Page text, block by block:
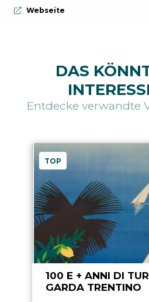
aria.website:
Webseite
DAS
Entdecke verwandte
TOP
100 E + ANNI DI
GARDA TRENTINO